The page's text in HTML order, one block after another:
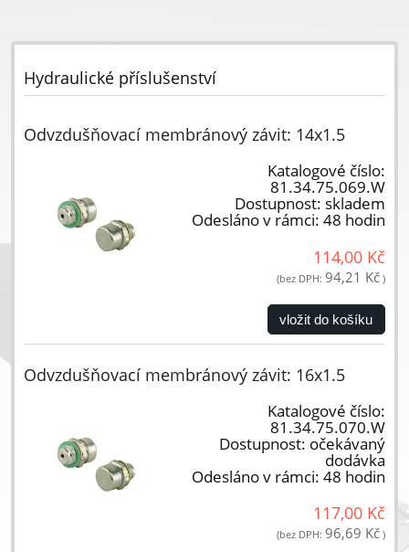
Hydraulické příslušenství
Odvzdušňovací membránový závit: 14x1.5
Katalogové číslo:
81.34.75.069.W
Dostupnost: skladem
Odesláno v rámci: 48 hodin
114,00 Kč
(bez DPH: 94,21 Kč )
vložit do košíku
Odvzdušňovací membránový závit: 16x1.5
Katalogové číslo:
81.34.75.070.W
Dostupnost: očekávaný
dodávka
Odesláno v rámci: 48 hodin
117,00 Kč
(bez DPH: 96,69 Kč )